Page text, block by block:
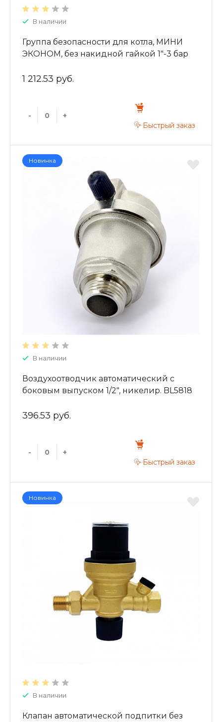
В наличии
Группа безопасности для котла, МИНИ
ЭКОНОМ, без накидной гайкой 1"-3 бар
1 212.53 руб.
-
+
Быстрый заказ
Новинка
В наличии
Воздухоотводчик автоматический c
боковым выпуском 1/2", никелир. BL5818
396.53 руб.
-
+
Быстрый заказ
Новинка
В наличии
Клапан автоматической подпитки без